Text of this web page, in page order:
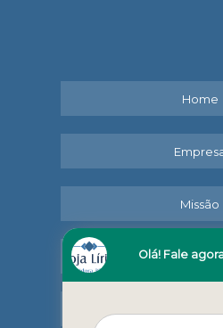
Home
Missão
Olá! Fale